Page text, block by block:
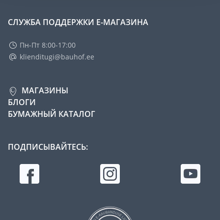
СЛУЖБА ПОДДЕРЖКИ Е-МАГАЗИНА
Пн-Пт 8:00-17:00
klienditugi@bauhof.ee
МАГАЗИНЫ
БЛОГИ
БУМАЖНЫЙ КАТАЛОГ
ПОДПИСЫВАЙТЕСЬ: